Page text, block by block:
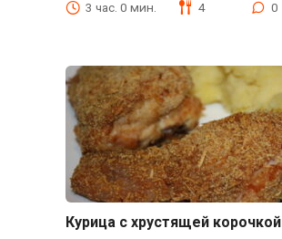
3 час. 0 мин. 4 0
Курица с хрустящей корочкой